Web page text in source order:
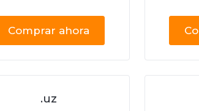
Comprar ahora
.uz